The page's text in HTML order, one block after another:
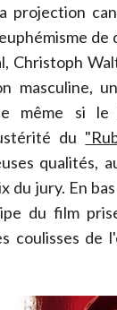
projection
de
Christoph
masculine,
même si
du
qualités,
du jury. En
du film
coulisses de